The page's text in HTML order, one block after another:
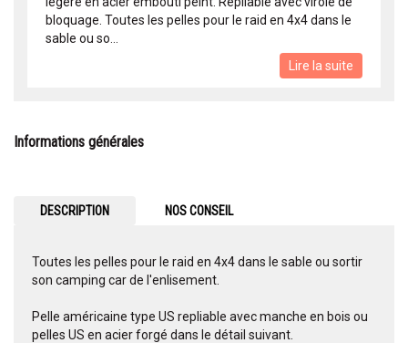
bloquage. Toutes les pelles pour le raid en 4x4 dans le
sable ou so...
Lire la suite
Informations générales
DESCRIPTION NOS CONSEIL
Toutes les pelles pour le raid en 4x4 dans le sable ou sortir
son camping car de l'enlisement.
Pelle américaine type US repliable avec manche en bois ou
pelles US en acier forgé dans le détail suivant.